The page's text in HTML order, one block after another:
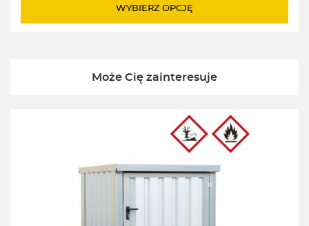
WYBIERZ OPCJĘ
Może Cię zainteresuje